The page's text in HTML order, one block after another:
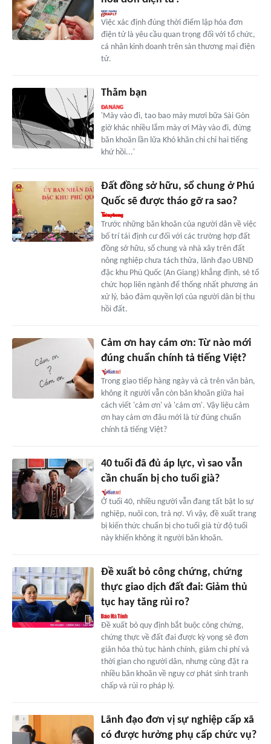
Việc xác định đúng thời điểm lập hóa đơn
điện tử là yêu cầu quan trọng đối với tổ chức,
cá nhân kinh doanh trên sàn thương mại điện
tử.
Thăm bạn
'Mày vào đi, tao bao mày mươi bữa Sài Gòn
giờ khác nhiều lắm mày ơi Mày vào đi, đừng
băn khoăn lần lữa Khó khăn chi chỉ hai tiếng
khứ hồi...'
Đất đồng sở hữu, sổ chung ở Phú
Quốc sẽ được tháo gỡ ra sao?
Trước những băn khoăn của người dân về việc
bố trí tái định cư đối với các trường hợp đất
đồng sở hữu, sổ chung và nhà xây trên đất
nông nghiệp chưa tách thửa, lãnh đạo UBND
đặc khu Phú Quốc (An Giang) khẳng định, sẽ tổ
chức họp liên ngành để thống nhất phương án
xử lý, bảo đảm quyền lợi của người dân bị thu
hồi đất.
Cảm ơn hay cám ơn: Từ nào mới
đúng chuẩn chính tả tiếng Việt?
Trong giao tiếp hàng ngày và cả trên văn bản,
không ít người vẫn còn băn khoăn giữa hai
cách viết 'cảm ơn' và 'cám ơn'. Vậy liệu cảm
ơn hay cám ơn đâu mới là từ đúng chuẩn
chính tả tiếng Việt?
40 tuổi đã đủ áp lực, vì sao vẫn
cần chuẩn bị cho tuổi già?
Ở tuổi 40, nhiều người vẫn đang tất bật lo sự
nghiệp, nuôi con, trả nợ. Vì vậy, đề xuất trang
bị kiến thức chuẩn bị cho tuổi già từ độ tuổi
này khiến không ít người băn khoăn.
Đề xuất bỏ công chứng, chứng
thực giao dịch đất đai: Giảm thủ
tục hay tăng rủi ro?
Đề xuất bỏ quy định bắt buộc công chứng,
chứng thực về đất đai được kỳ vọng sẽ đơn
giản hóa thủ tục hành chính, giảm chi phí và
thời gian cho người dân, nhưng cũng đặt ra
nhiều băn khoăn về nguy cơ phát sinh tranh
chấp và rủi ro pháp lý.
Lãnh đạo đơn vị sự nghiệp cấp xã
có được hưởng phụ cấp chức vụ?